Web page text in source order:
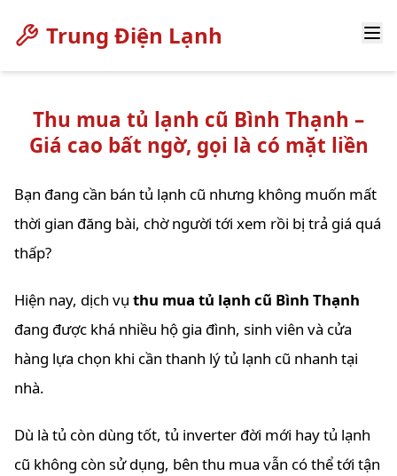
Trung Điện Lạnh
Thu mua tủ lạnh cũ Bình Thạnh –
Giá cao bất ngờ, gọi là có mặt liền
Bạn đang cần bán tủ lạnh cũ nhưng không muốn mất
thời gian đăng bài, chờ người tới xem rồi bị trả giá quá
thấp?
Hiện nay, dịch vụ thu mua tủ lạnh cũ Bình Thạnh
đang được khá nhiều hộ gia đình, sinh viên và cửa
hàng lựa chọn khi cần thanh lý tủ lạnh cũ nhanh tại
nhà.
Dù là tủ còn dùng tốt, tủ inverter đời mới hay tủ lạnh
cũ không còn sử dụng, bên thu mua vẫn có thể tới tận